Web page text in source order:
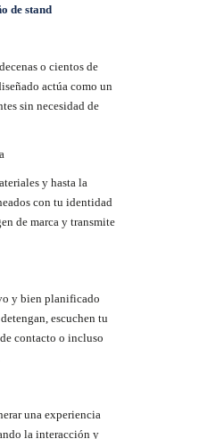
de stand
o cientos de
actúa como un
sin necesidad de
y hasta la
con tu identidad
de marca y transmite
y bien planificado
escuchen tu
contacto o incluso
una experiencia
la interacción y